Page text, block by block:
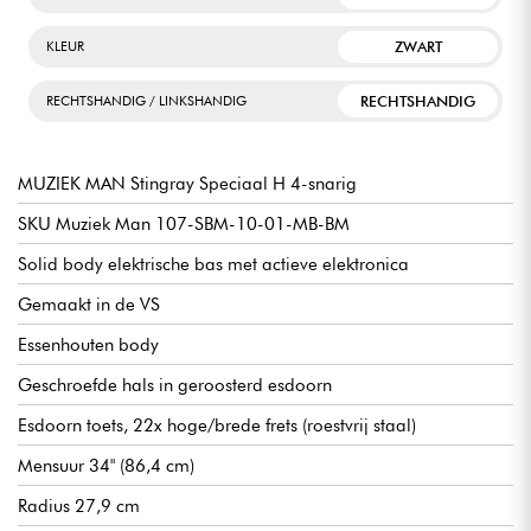
KLEUR ZWART
RECHTSHANDIG / LINKSHANDIG RECHTSHANDIG
MUZIEK MAN Stingray Speciaal H 4-snarig
SKU Muziek Man 107-SBM-10-01-MB-BM
Solid body elektrische bas met actieve elektronica
Gemaakt in de VS
Essenhouten body
Geschroefde hals in geroosterd esdoorn
Esdoorn toets, 22x hoge/brede frets (roestvrij staal)
Mensuur 34" (86,4 cm)
Radius 27,9 cm